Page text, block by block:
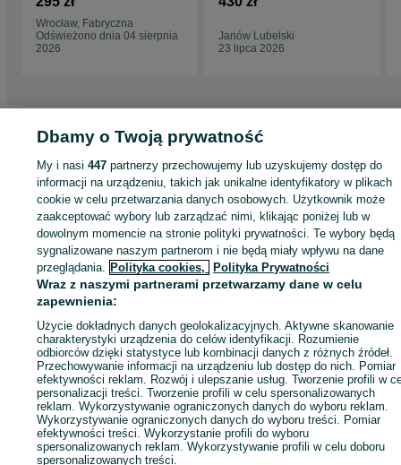
Wrocław, Fabryczna
Odświeżono dnia 04 sierpnia
2026
Janów Lubelski
23 lipca 2026
Strona główna Motoryzacja Opony i Felgi Opony
Opony - Poznań
Opony - Grunwald
KATEGORIA
ID:940601170 Wyświetlenia:
Zadzwoń / SMS Wyślij wiadomość
Dbamy o Twoją prywatność
My i nasi447 partnerzy przechowujemy lub uzyskujemy dostęp do
informacji na urządzeniu, takich jak unikalne identyfikatory w plikach
cookie w celu przetwarzania danych osobowych. Użytkownik może
zaakceptować wybory lub zarządzać nimi, klikając poniżej lub w
dowolnym momencie na stronie polityki prywatności. Te wybory będą
sygnalizowane naszym partnerom i nie będą miały wpływu na dane
przeglądania. Polityka cookies, Polityka Prywatności
Wraz z naszymi partnerami przetwarzamy dane w celu
zapewnienia:
Użycie dokładnych danych geolokalizacyjnych. Aktywne skanowanie
charakterystyki urządzenia do celów identyfikacji. Rozumienie
odbiorców dzięki statystyce lub kombinacji danych z różnych źródeł.
Przechowywanie informacji na urządzeniu lub dostęp do nich. Pomiar
efektywności reklam. Rozwój i ulepszanie usług. Tworzenie profili w
personalizacji treści. Tworzenie profili w celu spersonalizowanych
reklam. Wykorzystywanie ograniczonych danych do wyboru reklam.
Wykorzystywanie ograniczonych danych do wyboru treści. Pomiar
efektywności treści. Wykorzystanie profili do wyboru
spersonalizowanych reklam. Wykorzystywanie profili w celu doboru
spersonalizowanych treści.